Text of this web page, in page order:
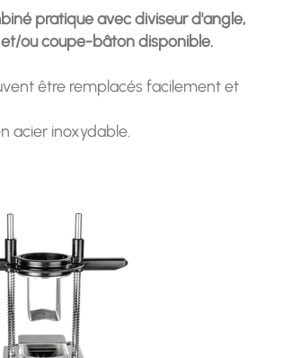
pratique avec diviseur d'angle,
ou coupe-bâton disponible.
être remplacés facilement et
acier inoxydable.